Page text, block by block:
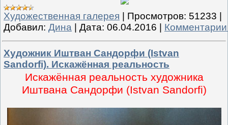
Художественная галерея Просмотров: 51233
Добавил: Дина Дата: 06.04.2016
Художник Иштван Сандорфи (Istvan
Sandorfi). Искажённая реальность
Искажённая реальность художника
Иштвана Сандорфи (Istvan Sandorfi)